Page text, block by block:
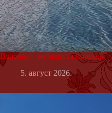
Власина – нетакнута природа
5. август 2026.